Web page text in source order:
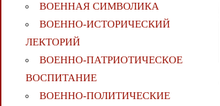
ВОЕННАЯ СИМВОЛИКА
ВОЕННО-ИСТОРИЧЕСКИЙ
ЛЕКТОРИЙ
ВОЕННО-ПАТРИОТИЧЕСКОЕ
ВОСПИТАНИЕ
ВОЕННО-ПОЛИТИЧЕСКИE